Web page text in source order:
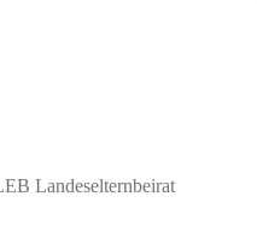
Landeselternbeirat